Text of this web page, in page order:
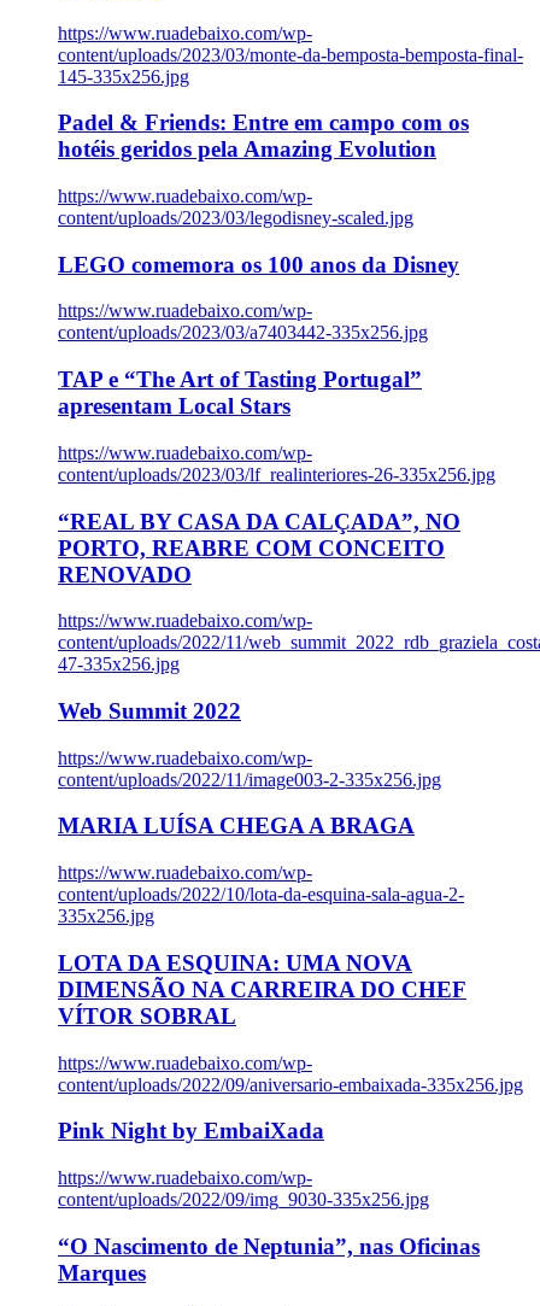
https://www.ruadebaixo.com/wp-
content/uploads/2023/03/monte-da-bemposta-bemposta-final-
145-335x256.jpg
Padel & Friends: Entre em campo com os
hotéis geridos pela Amazing Evolution
https://www.ruadebaixo.com/wp-
content/uploads/2023/03/legodisney-scaled.jpg
LEGO comemora os 100 anos da Disney
https://www.ruadebaixo.com/wp-
content/uploads/2023/03/a7403442-335x256.jpg
TAP e “The Art of Tasting Portugal”
apresentam Local Stars
https://www.ruadebaixo.com/wp-
content/uploads/2023/03/lf_realinteriores-26-335x256.jpg
“REAL BY CASA DA CALÇADA”, NO
PORTO, REABRE COM CONCEITO
RENOVADO
https://www.ruadebaixo.com/wp-
content/uploads/2022/11/
47-335x256.jpg
Web Summit 2022
https://www.ruadebaixo.com/wp-
content/uploads/2022/11/image003-2-335x256.jpg
MARIA LUÍSA CHEGA A BRAGA
https://www.ruadebaixo.com/wp-
content/uploads/2022/10/lota-da-esquina-sala-agua-2-
335x256.jpg
LOTA DA ESQUINA: UMA NOVA
DIMENSÃO NA CARREIRA DO CHEF
VÍTOR SOBRAL
https://www.ruadebaixo.com/wp-
content/uploads/2022/09/aniversario-embaixada-335x256.jpg
Pink Night by EmbaiXada
https://www.ruadebaixo.com/wp-
content/uploads/2022/09/img_9030-335x256.jpg
“O Nascimento de Neptunia”, nas Oficinas
Marques